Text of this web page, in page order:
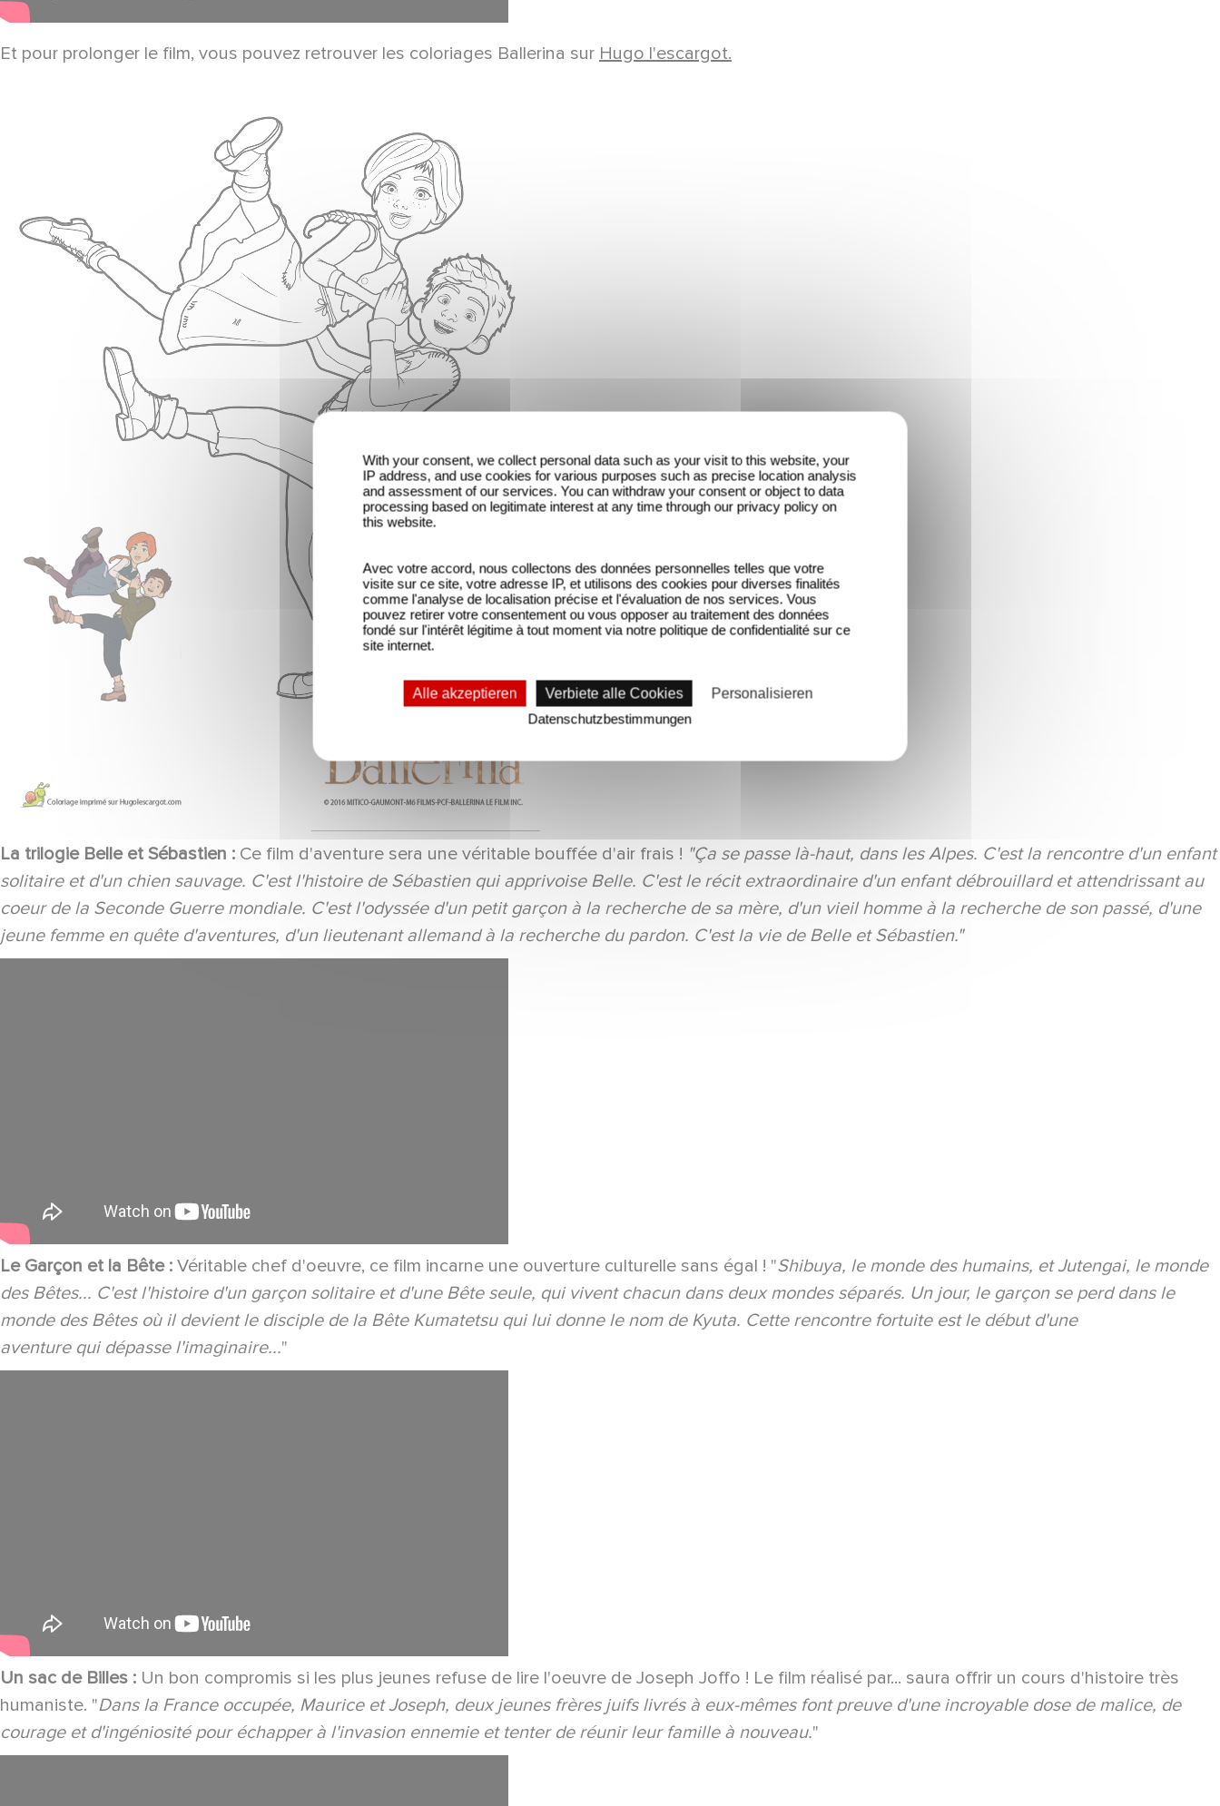
Et pour prolonger le film, vous pouvez retrouver les coloriages Ballerina sur Hugo l'escargot.
La trilogie Belle et Sébastien : Ce film d'aventure sera une véritable bouffée d'air frais ! "Ça se passe là-haut, dans les Alpes. C'est la rencontre d'un enfant
solitaire et d'un chien sauvage. C'est l'histoire de Sébastien qui apprivoise Belle. C'est le récit extraordinaire d'un enfant débrouillard et attendrissant au
coeur de la Seconde Guerre mondiale. C'est l'odyssée d'un petit garçon à la recherche de sa mère, d'un vieil homme à la recherche de son passé, d'une
jeune femme en quête d'aventures, d'un lieutenant allemand à la recherche du pardon. C'est la vie de Belle et Sébastien."
Le Garçon et la Bête : Véritable chef d'oeuvre, ce film incarne une ouverture culturelle sans égal ! "Shibuya, le monde des humains, et Jutengai, le monde
des Bêtes... C'est l'histoire d'un garçon solitaire et d'une Bête seule, qui vivent chacun dans deux mondes séparés. Un jour, le garçon se perd dans le
monde des Bêtes où il devient le disciple de la Bête Kumatetsu qui lui donne le nom de Kyuta. Cette rencontre fortuite est le début d'une
aventure qui dépasse l'imaginaire..."
Un sac de Billes : Un bon compromis si les plus jeunes refuse de lire l'oeuvre de Joseph Joffo ! Le film réalisé par... saura offrir un cours d'histoire très
humaniste. "Dans la France occupée, Maurice et Joseph, deux jeunes frères juifs livrés à eux-mêmes font preuve d'une incroyable dose de malice, de
courage et d'ingéniosité pour échapper à l'invasion ennemie et tenter de réunir leur famille à nouveau."
With your consent, we collect personal data such as your visit to this website, your
IP address, and use cookies for various purposes such as precise location analysis
and assessment of our services. You can withdraw your consent or object to data
processing based on legitimate interest at any time through our privacy policy on
this website.
Avec votre accord, nous collectons des données personnelles telles que votre
visite sur ce site, votre adresse IP, et utilisons des cookies pour diverses finalités
comme l'analyse de localisation précise et l'évaluation de nos services. Vous
pouvez retirer votre consentement ou vous opposer au traitement des données
fondé sur l'intérêt légitime à tout moment via notre politique de confidentialité sur ce
site internet.
Alle akzeptieren Verbiete alle Cookies
Personalisieren
Datenschutzbestimmungen